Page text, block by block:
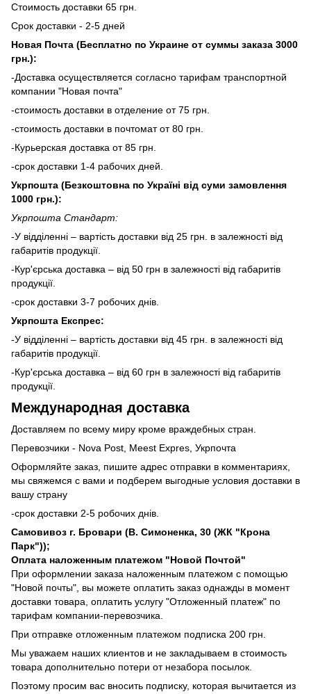
Стоимость доставки 65 грн.
Срок доставки - 2-5 дней
Новая Почта (Бесплатно по Украине от суммы заказа 3000
грн.):
-Доставка осуществляется согласно тарифам транспортной
компании "Новая почта"
-стоимость доставки в отделение от 75 грн.
-стоимость доставки в почтомат от 80 грн.
-Курьерская доставка от 85 грн.
-срок доставки 1-4 рабочих дней.
Укрпошта (Безкоштовна по Україні від суми замовлення
1000 грн.):
Укрпошта Стандарт:
-У відділенні – вартість доставки від 25 грн. в залежності від
габаритів продукції.
-Кур'єрська доставка – від 50 грн в залежності від габаритів
продукції.
-срок доставки 3-7 робочих днів.
Укрпошта Експрес:
-У відділенні – вартість доставки від 45 грн. в залежності від
габаритів продукції.
-Кур'єрська доставка – від 60 грн в залежності від габаритів
продукції.
Международная доставка
Доставляем по всему миру кроме враждебных стран.
Перевозчики - Nova Post, Meest Expres, Укрпочта
Оформляйте заказ, пишите адрес отправки в комментариях,
мы свяжемся с вами и подберем выгодные условия доставки в
вашу страну
-срок доставки 2-5 робочих днів.
Самовивоз г. Бровари (В. Симоненка, 30 (ЖК "Крона
Парк"));
Оплата наложенным платежом "Новой Почтой"
При оформлении заказа наложенным платежом с помощью
"Новой почты", вы можете оплатить заказ однажды в момент
доставки товара, оплатить услугу "Отложенный платеж" по
тарифам компании-перевозчика.
При отправке отложенным платежом подписка 200 грн.
Мы уважаем наших клиентов и не закладываем в стоимость
товара дополнительно потери от незабора посылок.
Поэтому просим вас вносить подписку, которая вычитается из